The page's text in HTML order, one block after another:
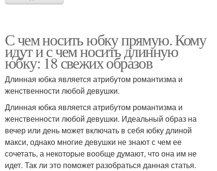
С чем носить юбку прямую. Кому
идут и с чем носить длинную
юбку: 18 свежих образов
Длинная юбка является атрибутом романтизма и
женственности любой девушки.
Длинная юбка является атрибутом романтизма и
женственности любой девушки. Идеальный образ на
вечер или день может включать в себя юбку длиной
макси, однако многие девушки не знают с чем ее
сочетать, а некоторые вообще думают, что она им не
идет. Так ли это поможет разобраться данная статья.